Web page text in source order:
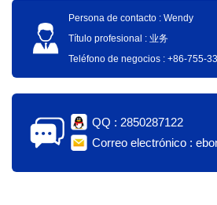
Persona de contacto : Wendy
Título profesional : 业务
Teléfono de negocios : +86-755-
QQ : 2850287122
Correo electrónico :